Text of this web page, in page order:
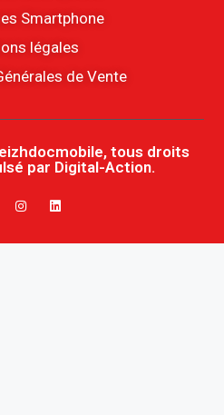
Smartphone
légales
de Vente
tous droits
par Digital-Action.